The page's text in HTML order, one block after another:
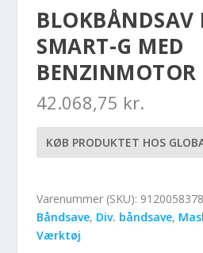
BLOKBÅNDSAV
SMART-G MED
BENZINMOTOR
42.068,75 kr.
KØB PRODUKTET HOS
Varenummer (SKU):
Båndsave, Div. båndsave,
Værktøj